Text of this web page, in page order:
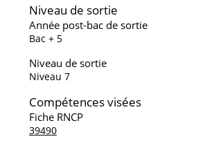
Niveau de sortie
Année post-bac de sortie
Bac + 5
Niveau de sortie
Niveau 7
Compétences visées
Fiche RNCP
39490